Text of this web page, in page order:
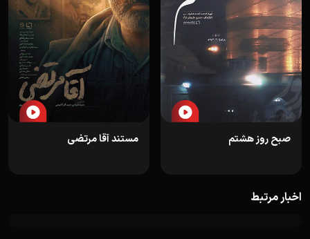
صبح روز هشتم مستند آقا مرتضی
اخبار مرتبط